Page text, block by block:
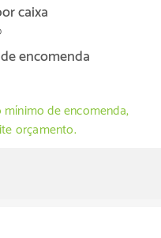
caixa
encomenda
de encomenda,
orçamento.